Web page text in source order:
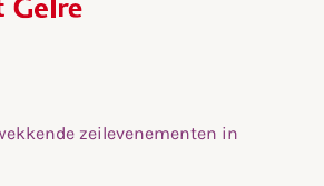
zeilevenementen in